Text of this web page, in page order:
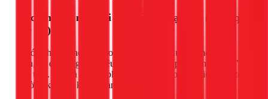
10 cách khử mùi hôi nhà vệ sinh tại nhà (Hiệu quả
tức thì)
Trước khi gọi thợ, bạn hoàn toàn có thể thử các mẹo đơn
giản, sử dụng nguyên liệu có sẵn trong bếp để "chữa cháy"
tạm thời. Đây là những phương pháp an toàn và tiết kiệm tôi
thường khuyên khách hàng của mình: